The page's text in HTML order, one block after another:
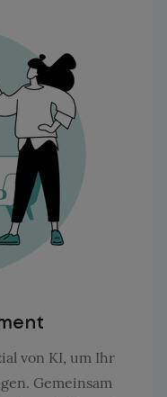
von KI, um Ihr
Gemeinsam